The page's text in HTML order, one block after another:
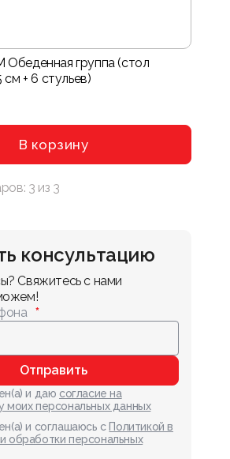
Обеденная группа (стол
+ 6 стульев)
В корзину
3 из 3
консультацию
Свяжитесь с нами
Отправить
и даю согласие на
моих персональных данных
и соглашаюсь с Политикой в
обработки персональных